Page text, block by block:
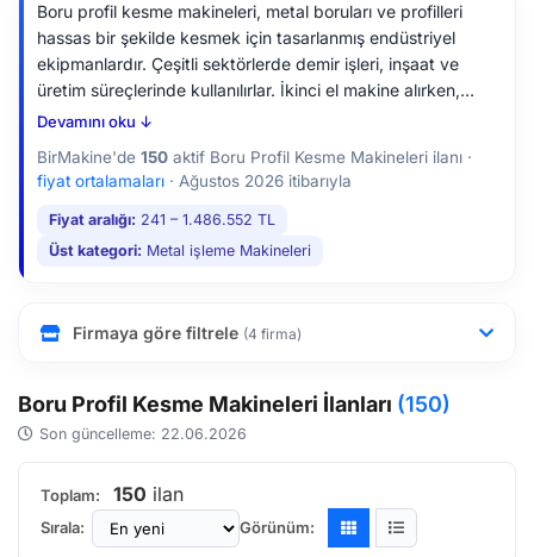
Boru profil kesme makineleri, metal boruları ve profilleri
hassas bir şekilde kesmek için tasarlanmış endüstriyel
ekipmanlardır. Çeşitli sektörlerde demir işleri, inşaat ve
üretim süreçlerinde kullanılırlar. İkinci el makine alırken,
kesim tablasının boyutu ile atölyenizin uygunluğunu kontrol
faydalı olacaktır.
Devamını oku ↓
BirMakine'de 150 aktif Boru Profil Kesme Makineleri ilanı ·
fiyat ortalamaları · Ağustos 2026 itibarıyla
Fiyat aralığı: 241 – 1.486.552 TL
Üst kategori: Metal işleme Makineleri
Firmaya göre filtrele (4 firma)
Boru Profil Kesme Makineleri İlanları (150)
Son güncelleme: 22.06.2026
Toplam: 150 ilan
Sırala: Görünüm: